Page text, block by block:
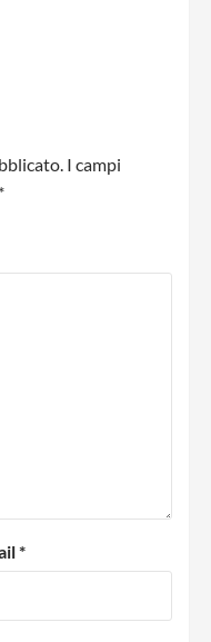
I campi
*
*